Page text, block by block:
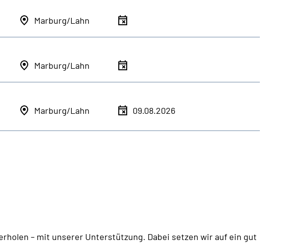
Marburg/Lahn
Marburg/Lahn
Marburg/Lahn 09.08.2026
– mit unserer Unterstützung. Dabei setzen wir auf ein gut